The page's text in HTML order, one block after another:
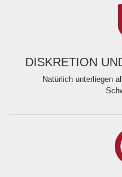
DISKRETION
Natürlich unterliegen